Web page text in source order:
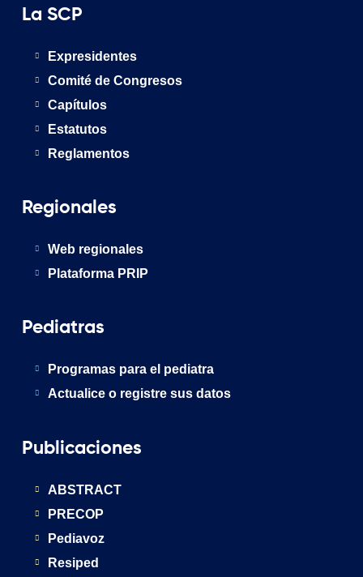
La SCP
Expresidentes
Comité de Congresos
Capítulos
Estatutos
Reglamentos
Regionales
Web regionales
Plataforma PRIP
Pediatras
Programas para el pediatra
Actualice o registre sus datos
Publicaciones
ABSTRACT
PRECOP
Pediavoz
Resiped